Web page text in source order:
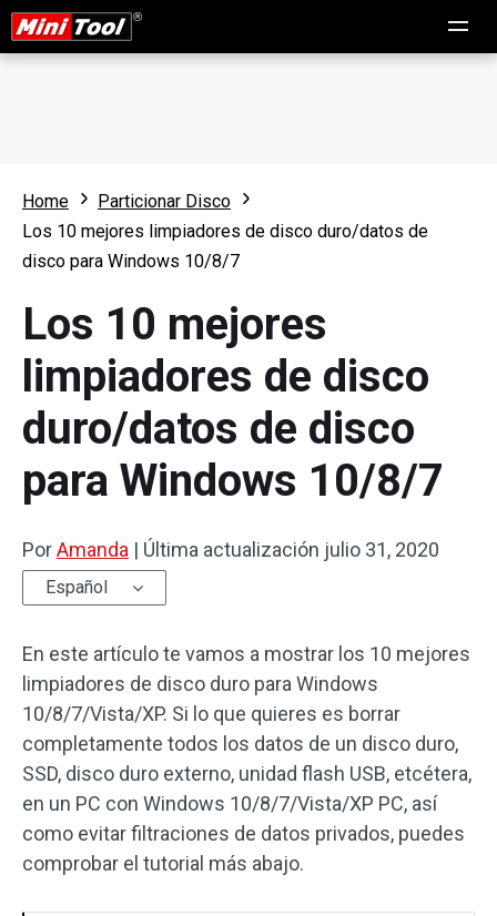
Home
Particionar Disco
Los 10 mejores limpiadores de disco duro/datos de
disco para Windows 10/8/7
Los 10 mejores
limpiadores de disco
duro/datos de disco
para Windows 10/8/7
PorAmanda | Última actualización julio 31, 2020
Español
En este artículo te vamos a mostrar los 10 mejores
limpiadores de disco duro para Windows
10/8/7/Vista/XP. Si lo que quieres es borrar
completamente todos los datos de un disco duro,
SSD, disco duro externo, unidad flash USB, etcétera,
en un PC con Windows 10/8/7/Vista/XP PC, así
como evitar filtraciones de datos privados, puedes
comprobar el tutorial más abajo.